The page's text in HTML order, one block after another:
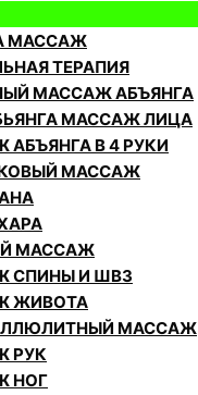
МАССАЖ
ТЕРАПИЯ
МАССАЖ АБЪЯНГА
МАССАЖ ЛИЦА
В 4 РУКИ
МАССАЖ
МАССАЖ
СПИНЫ И ШВЗ
ЖИВОТА
МАССАЖ
РУК
НОГ